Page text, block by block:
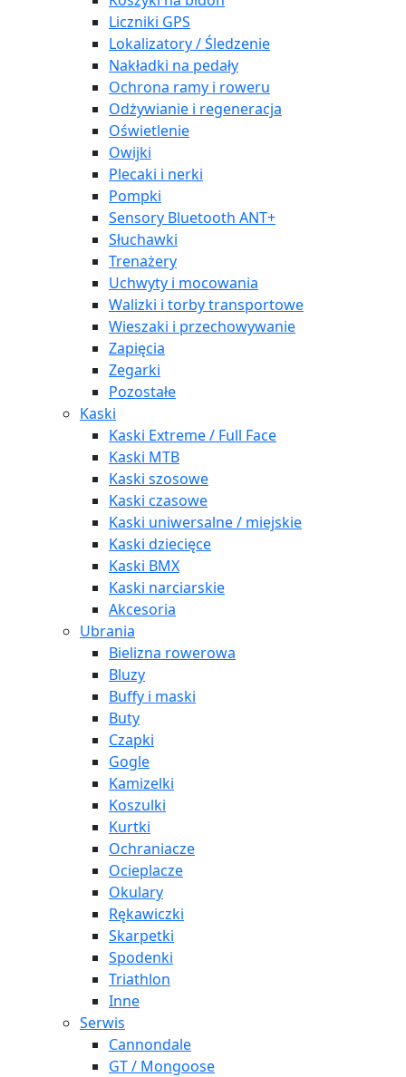
Liczniki GPS
Lokalizatory / Śledzenie
Nakładki na pedały
Ochrona ramy i roweru
Odżywianie i regeneracja
Oświetlenie
Owijki
Plecaki i nerki
Pompki
Sensory Bluetooth ANT+
Słuchawki
Trenażery
Uchwyty i mocowania
Walizki i torby transportowe
Wieszaki i przechowywanie
Zapięcia
Zegarki
Pozostałe
Kaski
Kaski Extreme / Full Face
Kaski MTB
Kaski szosowe
Kaski czasowe
Kaski uniwersalne / miejskie
Kaski dziecięce
Kaski BMX
Kaski narciarskie
Akcesoria
Ubrania
Bielizna rowerowa
Bluzy
Buffy i maski
Buty
Czapki
Gogle
Kamizelki
Koszulki
Kurtki
Ochraniacze
Ocieplacze
Okulary
Rękawiczki
Skarpetki
Spodenki
Triathlon
Inne
Serwis
Cannondale
GT / Mongoose